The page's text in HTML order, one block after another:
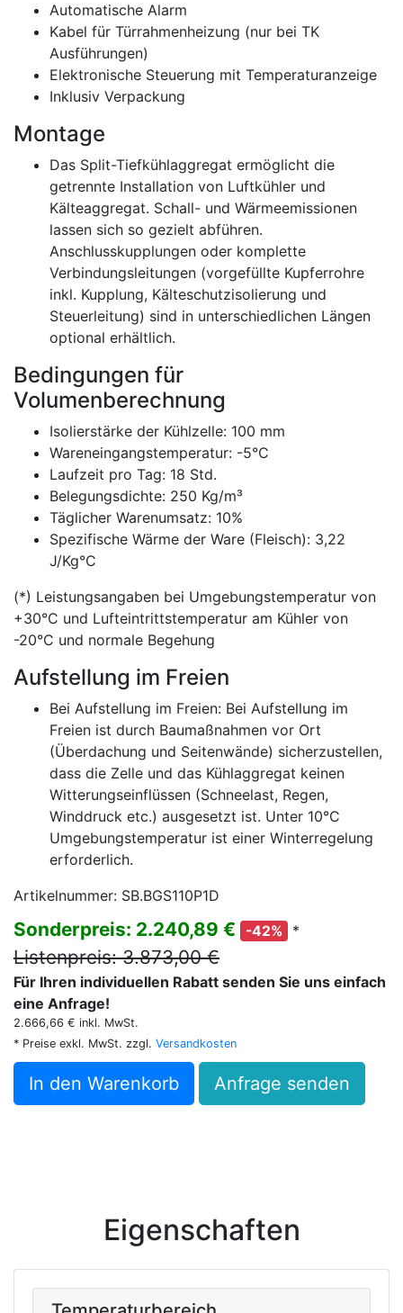
Automatische Alarm
Kabel für Türrahmenheizung (nur bei TK
Ausführungen)
Elektronische Steuerung mit Temperaturanzeige
Inklusiv Verpackung
Montage
Das Split-Tiefkühlaggregat ermöglicht die
getrennte Installation von Luftkühler und
Kälteaggregat. Schall- und Wärmeemissionen
lassen sich so gezielt abführen.
Anschlusskupplungen oder komplette
Verbindungsleitungen (vorgefüllte Kupferrohre
inkl. Kupplung, Kälteschutzisolierung und
Steuerleitung) sind in unterschiedlichen Längen
optional erhältlich.
Bedingungen für
Volumenberechnung
Isolierstärke der Kühlzelle: 100 mm
Wareneingangstemperatur: -5°C
Laufzeit pro Tag: 18 Std.
Belegungsdichte: 250 Kg/m³
Täglicher Warenumsatz: 10%
Spezifische Wärme der Ware (Fleisch): 3,22
J/Kg°C
(*) Leistungsangaben bei Umgebungstemperatur von
+30°C und Lufteintrittstemperatur am Kühler von
-20°C und normale Begehung
Aufstellung im Freien
Bei Aufstellung im Freien: Bei Aufstellung im
Freien ist durch Baumaßnahmen vor Ort
(Überdachung und Seitenwände) sicherzustellen,
dass die Zelle und das Kühlaggregat keinen
Witterungseinflüssen (Schneelast, Regen,
Winddruck etc.) ausgesetzt ist. Unter 10°C
Umgebungstemperatur ist einer Winterregelung
erforderlich.
Artikelnummer: SB.BGS110P1D
Sonderpreis: 2.240,89 € -42% *
Listenpreis: 3.873,00 €
Für Ihren individuellen Rabatt senden Sie uns einfach
eine Anfrage!
2.666,66 € inkl. MwSt.
* Preise exkl. MwSt. zzgl. Versandkosten
In den Warenkorb Anfrage senden
Eigenschaften